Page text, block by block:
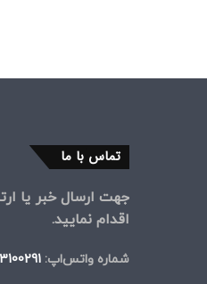
تماس با ما
جهت ارسال خبر یا
اقدام نمایید.
شماره واتس‌اپ: